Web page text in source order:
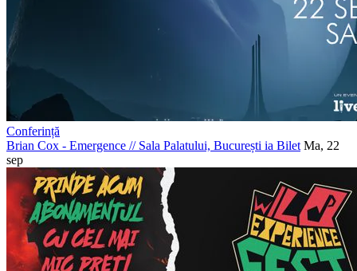
Conferință
Brian Cox - Emergence //Sala Palatului, București ia Bilet Ma, 22
sep